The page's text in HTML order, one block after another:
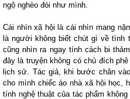
ngộ nghèo đói như mình.
Cái nhìn xã hội là cái nhìn mang
là người không biết chút gì về tình
cũng nhìn ra ngay tính cách bi
đây là truyện không có chủ đích
lịch sử. Tác giả, khi bước chân
cho mình chiếc áo nhà xã hội học,
tính nghệ thuật của tác phẩm